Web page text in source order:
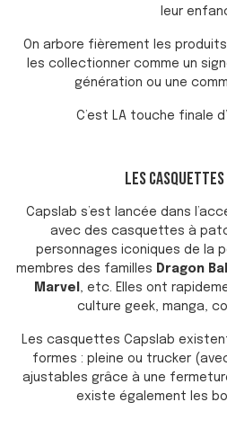
leur
On arbore fièrement les
les collectionner comme un
génération ou une
C’est LA touche finale
LES
Capslab s’est lancée dans
avec des casquettes à
personnages iconiques de la
membres des familles Dragon Ball
Marvel
, etc. Elles ont
culture geek, manga,
Les casquettes Capslab
formes : pleine ou trucker
ajustables grâce à une fermeture
existe également les